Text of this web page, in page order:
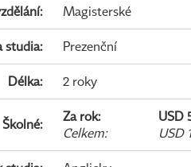
: Magisterské
studia: Prezenční
Délka: 2 roky
Školné: Za rok:
USD
Celkem: USD